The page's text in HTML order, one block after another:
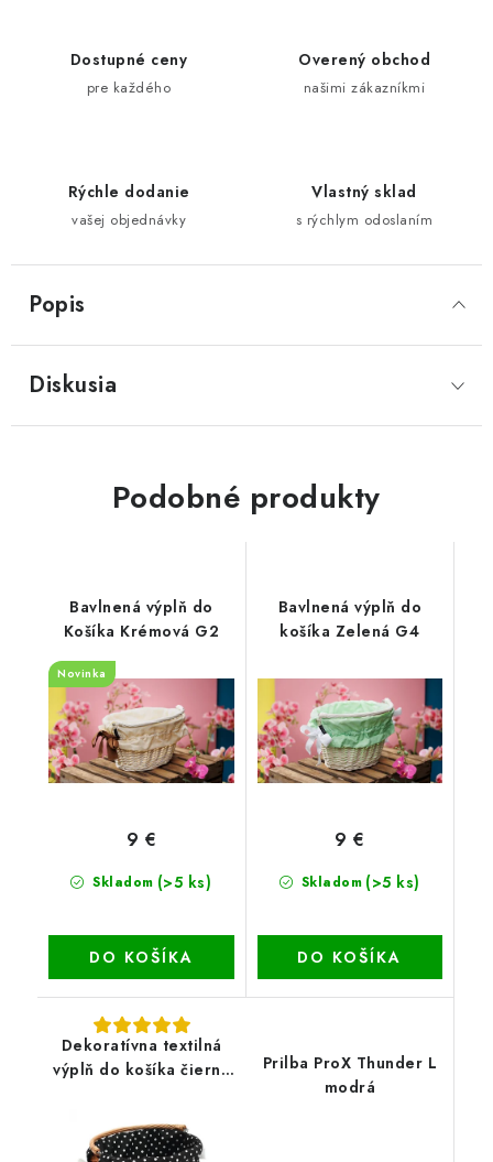
Dostupné ceny
pre každého
Overený obchod
našimi zákazníkmi
Rýchle dodanie
vašej objednávky
Vlastný sklad
s rýchlym odoslaním
Popis
Diskusia
Podobné produkty
Bavlnená výplň do
Košíka Krémová G2
Novinka
Skladom (>5 ks)
9 €
DO KOŠÍKA
Bavlnená výplň do
košíka Zelená G4
Skladom (>5 ks)
9 €
DO KOŠÍKA
Dekoratívna textilná
výplň do košíka čierna
Prilba ProX Thunder L
modrá